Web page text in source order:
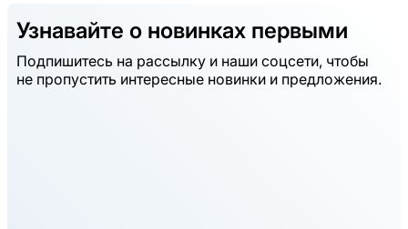
Узнавайте о новинках первыми
Подпишитесь на рассылку и наши соцсети, чтобы
не пропустить интересные новинки и предложения.